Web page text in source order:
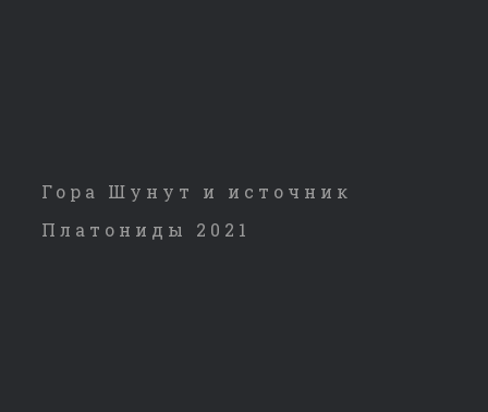
Гора Шунут и источник
Платониды 2021